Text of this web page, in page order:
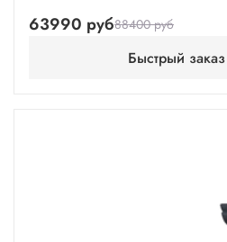
63990 руб88400 руб
Быстрый заказ